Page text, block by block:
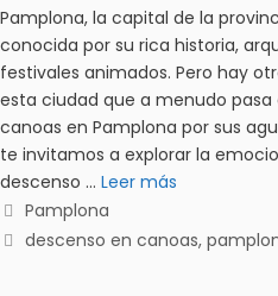
Pamplona, la capital de la
conocida por su rica historia,
festivales animados. Pero hay
esta ciudad que a menudo pasa
canoas en Pamplona por sus
te invitamos a explorar la
descenso … Leer más
Pamplona
descenso en canoas,